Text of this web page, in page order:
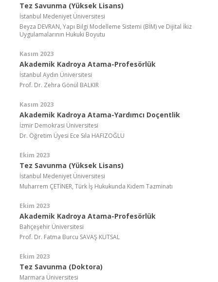
Tez Savunma (Yüksek Lisans)
İstanbul Medeniyet Üniversitesi
Beyza DEVRAN, Yapı Bilgi Modelleme Sistemi (BİM) ve Dijital İkiz
Uygulamalarının Hukuki Boyutu
Kasım 2023
Akademik Kadroya Atama-Profesörlük
İstanbul Aydın Üniversitesi
Prof. Dr. Zehra Gönül BALKIR
Kasım 2023
Akademik Kadroya Atama-Yardımcı Doçentlik
İzmir Demokrasi Üniversitesi
Dr. Öğretim Üyesi Ece Sıla HAFIZOĞLU
Ekim 2023
Tez Savunma (Yüksek Lisans)
İstanbul Medeniyet Üniversitesi
Muharrem ÇETİNER, Türk İş Hukukunda Kıdem Tazminatı
Ekim 2023
Akademik Kadroya Atama-Profesörlük
Bahçeşehir Üniversitesi
Prof. Dr. Fatma Burcu SAVAŞ KUTSAL
Ekim 2023
Tez Savunma (Doktora)
Marmara Üniversitesi